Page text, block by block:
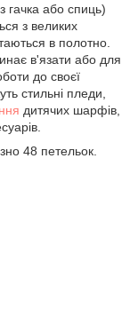
гачка або спиць)
з великих
в полотно.
в'язати або для
до своєї
стильні пледи,
дитячих шарфів,
48 петельок.